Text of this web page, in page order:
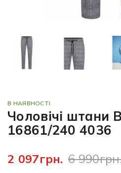
В НАЯВНОСТІ
Чоловічі штани
16861/240 4036
2 097грн. 6